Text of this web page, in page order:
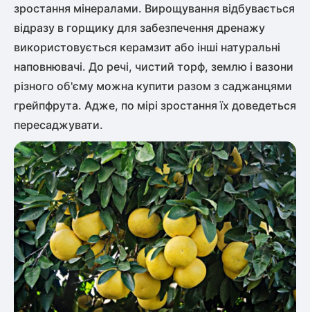
зростання мінералами. Вирощування відбувається
відразу в горщику для забезпечення дренажу
використовується керамзит або інші натуральні
наповнювачі. До речі, чистий торф, землю і вазони
різного об'єму можна купити разом з саджанцями
грейпфрута. Адже, по мірі зростання їх доведеться
пересаджувати.